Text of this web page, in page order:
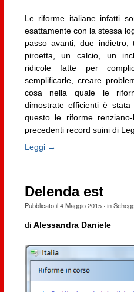
Le riforme italiane infatti
esattamente con la stessa
passo avanti, due
piroetta, un calcio, un
ridicole fatte per
semplificarle, creare
cosa nella quale le
dimostrate efficienti è
questo le riforme
precedenti record suini di
Leggi →
Delenda est
Pubblicato il4 Maggio 2015· in
di Alessandra Daniele